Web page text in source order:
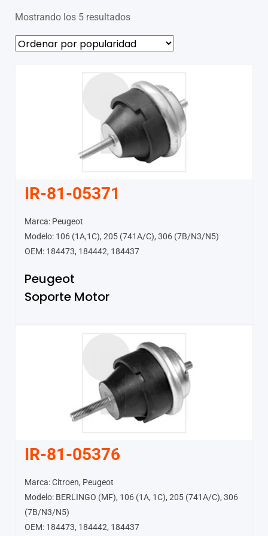
Mostrando los 5 resultados
IR-81-05371
Marca: Peugeot
Modelo: 106 (1A,1C), 205 (741A/C), 306 (7B/N3/N5)
OEM: 184473, 184442, 184437
Peugeot
Soporte Motor
IR-81-05376
Marca: Citroen, Peugeot
Modelo: BERLINGO (MF), 106 (1A, 1C), 205 (741A/C), 306
(7B/N3/N5)
OEM: 184473, 184442, 184437